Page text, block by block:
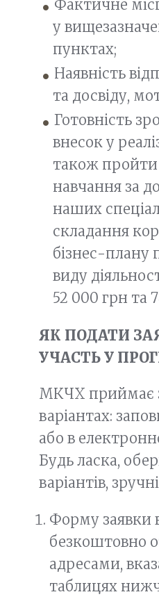
Фактичне
у
пунктах;
Наявність
та досвіду,
Готовність
внесок у
також пройти
навчання за
наших
складання
бізнес-плану
виду
52 000 грн та
ЯК ПОДАТИ
УЧАСТЬ У
МКЧХ приймає
варіантах:
або в
Будь ласка,
варіантів,
Форму заявки
безкоштовно
адресами,
таблицях